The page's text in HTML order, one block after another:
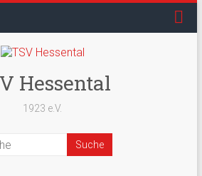
Hessental
1923 e.V.